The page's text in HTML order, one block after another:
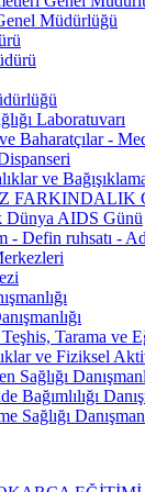
Müdürlüğü
Laboratuvarı
Baharatçılar -
ve
FARKINDALIK
Dünya AIDS Günü
- Defin ruhsatı -
Tarama ve
ve Fiziksel
Sağlığı
Bağımlılığı
Sağlığı